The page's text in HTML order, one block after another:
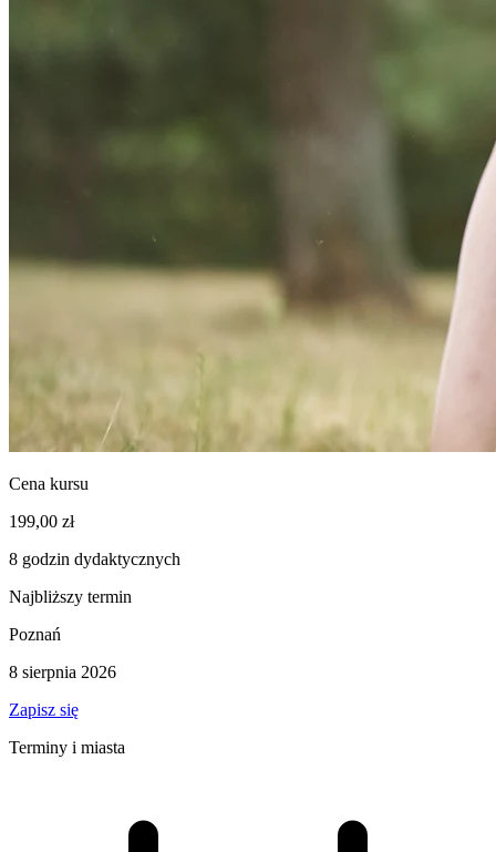
Cena kursu
199,00 zł
8 godzin dydaktycznych
Najbliższy termin
Poznań
8 sierpnia 2026
Zapisz się
Terminy i miasta